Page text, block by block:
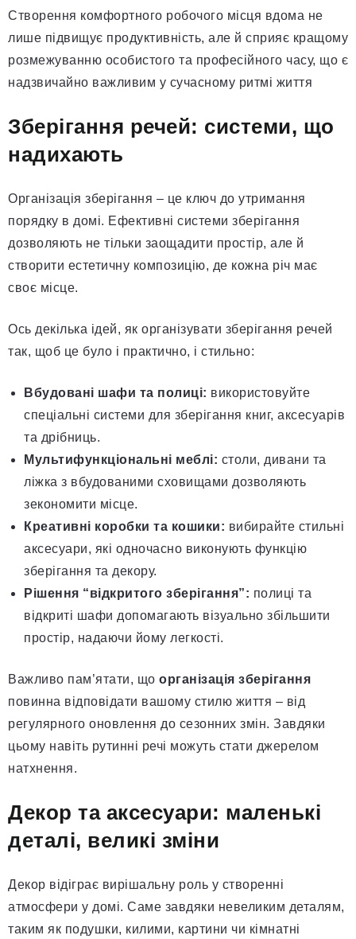
Створення комфортного робочого місця вдома не
лише підвищує продуктивність, але й сприяє кращому
розмежуванню особистого та професійного часу, що є
надзвичайно важливим у сучасному ритмі життя
Зберігання речей: системи, що
надихають
Організація зберігання – це ключ до утримання
порядку в домі. Ефективні системи зберігання
дозволяють не тільки заощадити простір, але й
створити естетичну композицію, де кожна річ має
своє місце.
Ось декілька ідей, як організувати зберігання речей
так, щоб це було і практично, і стильно:
Вбудовані шафи та полиці: використовуйте
спеціальні системи для зберігання книг, аксесуарів
та дрібниць.
Мультифункціональні меблі: столи, дивани та
ліжка з вбудованими сховищами дозволяють
зекономити місце.
Креативні коробки та кошики: вибирайте стильні
аксесуари, які одночасно виконують функцію
зберігання та декору.
Рішення “відкритого зберігання”: полиці та
відкриті шафи допомагають візуально збільшити
простір, надаючи йому легкості.
Важливо пам’ятати, що організація зберігання
повинна відповідати вашому стилю життя – від
регулярного оновлення до сезонних змін. Завдяки
цьому навіть рутинні речі можуть стати джерелом
натхнення.
Декор та аксесуари: маленькі
деталі, великі зміни
Декор відіграє вирішальну роль у створенні
атмосфери у домі. Саме завдяки невеликим деталям,
таким як подушки, килими, картини чи кімнатні